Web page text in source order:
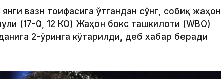
вазн тоифасига ўтгандан сўнг, собиқ жаҳон
(17-0, 12 КО) Жаҳон бокс ташкилоти (WBО)
2-ўринга кўтарилди, деб хабар беради